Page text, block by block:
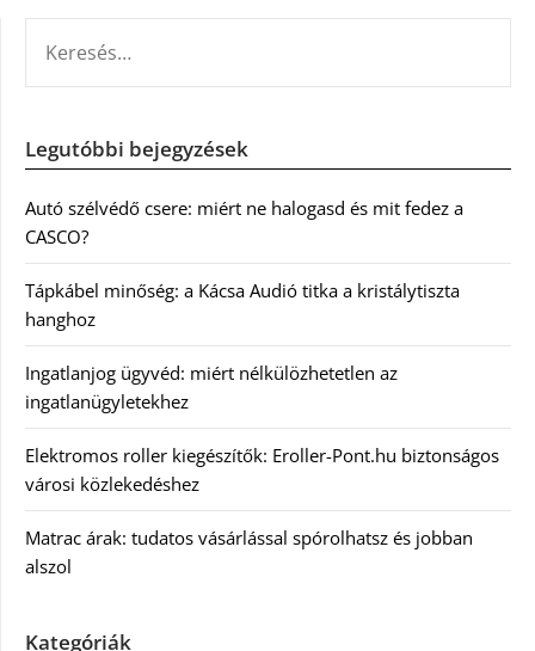
Legutóbbi bejegyzések
Autó szélvédő csere: miért ne halogasd és mit fedez a
CASCO?
Tápkábel minőség: a Kácsa Audió titka a kristálytiszta
hanghoz
Ingatlanjog ügyvéd: miért nélkülözhetetlen az
ingatlanügyletekhez
Elektromos roller kiegészítők: Eroller-Pont.hu biztonságos
városi közlekedéshez
Matrac árak: tudatos vásárlással spórolhatsz és jobban
alszol
Kategóriák